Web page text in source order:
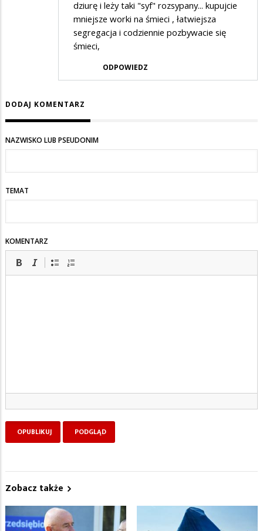
dziurę i leży taki "syf" rozsypany... kupujcie
mniejsze worki na śmieci , łatwiejsza
segregacja i codziennie pozbywacie się
śmieci,
ODPOWIEDZ
DODAJ KOMENTARZ
NAZWISKO LUB PSEUDONIM
TEMAT
KOMENTARZ
Zobacz także